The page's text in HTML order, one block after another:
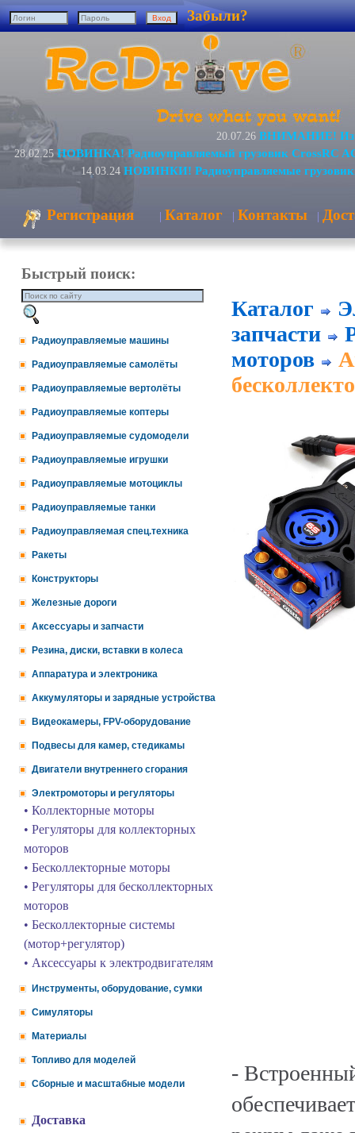
Забыли?
20.07.26 ВНИМАНИЕ!
28.02.25 НОВИНКА! Радиоуправляемый грузовик CrossRC
14.03.24 НОВИНКИ! Радиоуправляемые
Регистрация | Каталог | Контакты |
Быстрый поиск:
Радиоуправляемые машины
Радиоуправляемые самолёты
Радиоуправляемые вертолёты
Радиоуправляемые коптеры
Радиоуправляемые судомодели
Радиоуправляемые игрушки
Радиоуправляемые мотоциклы
Радиоуправляемые танки
Радиоуправляемая спец.техника
Ракеты
Конструкторы
Железные дороги
Аксессуары и запчасти
Резина, диски, вставки в колеса
Аппаратура и электроника
Аккумуляторы и зарядные устройства
Видеокамеры, FPV-оборудование
Подвесы для камер, стедикамы
Двигатели внутреннего сгорания
Электромоторы и регуляторы
• Коллекторные моторы
• Регуляторы для коллекторных
моторов
• Бесколлекторные моторы
• Регуляторы для бесколлекторных
моторов
• Бесколлекторные системы
(мотор+регулятор)
• Аксессуары к электродвигателям
Инструменты, оборудование, сумки
Симуляторы
Материалы
Топливо для моделей
Сборные и масштабные модели
Доставка
Каталог
запчасти
моторов
-